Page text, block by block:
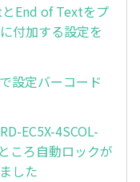
End of Textをプ
付加する設定を
設定バーコード
EC5X-4SCOL-
ころ自動ロックが
した